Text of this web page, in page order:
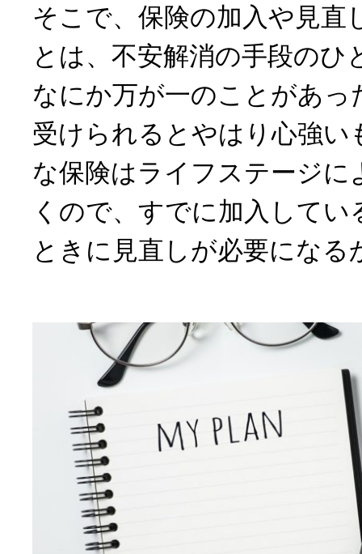
そこで、保険の加入や見直
とは、不安解消の手段のひ
なにか万が一のことがあっ
受けられるとやはり心強い
な保険はライフステージに
くので、すでに加入して
ときに見直しが必要にな